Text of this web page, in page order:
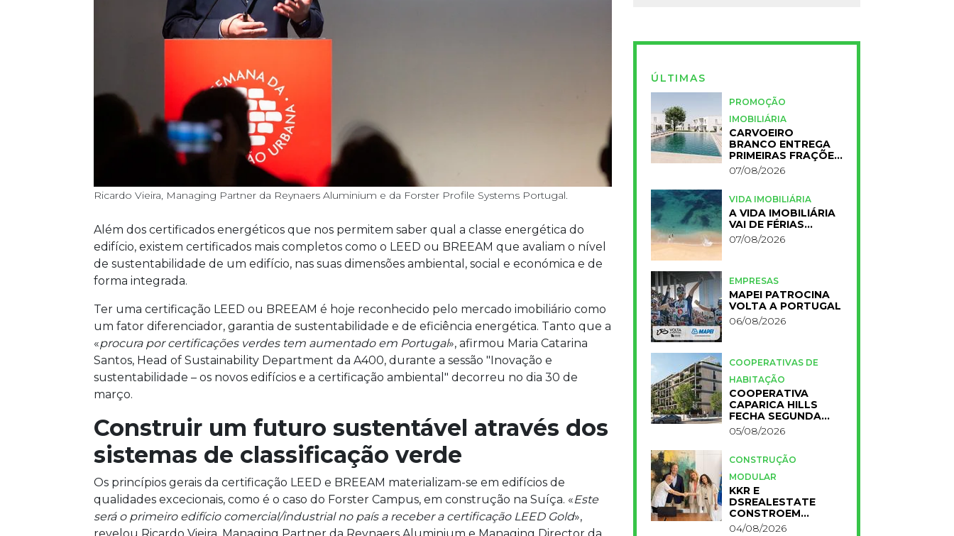
Ricardo Vieira, Managing Partner da Reynaers Aluminium e da Forster Profile Systems Portugal.
Além dos certificados energéticos que nos permitem saber qual a classe energética do
edifício, existem certificados mais completos como o LEED ou BREEAM que avaliam o nível
de sustentabilidade de um edifício, nas suas dimensões ambiental, social e económica e de
forma integrada.
Ter uma certificação LEED ou BREEAM é hoje reconhecido pelo mercado imobiliário como
um fator diferenciador, garantia de sustentabilidade e de eficiência energética. Tanto que a
«procura por certificações verdes tem aumentado em Portugal», afirmou Maria Catarina
Santos, Head of Sustainability Department da A400, durante a sessão "Inovação e
sustentabilidade – os novos edifícios e a certificação ambiental" decorreu no dia 30 de
março.
Construir um futuro sustentável através dos
sistemas de classificação verde
Os princípios gerais da certificação LEED e BREEAM materializam-se em edifícios de
qualidades excecionais, como é o caso do Forster Campus, em construção na Suíça. «Este
será o primeiro edifício comercial/industrial no país a receber a certificação LEED Gold»,
ÚLTIMAS
PROMOÇÃO
IMOBILIÁRIA
CARVOEIRO
BRANCO ENTREGA
PRIMEIRAS FRAÇÕES
DO NOVO RESORT
PRIMELIFE
07/08/2026
VIDA IMOBILIÁRIA
A VIDA IMOBILIÁRIA
VAI DE FÉRIAS…
07/08/2026
EMPRESAS
MAPEI PATROCINA
VOLTA A PORTUGAL
06/08/2026
COOPERATIVAS DE
HABITAÇÃO
COOPERATIVA
CAPARICA HILLS
FECHA SEGUNDA
FASE DO PROJETO
05/08/2026
CONSTRUÇÃO
MODULAR
KKR E
DSREALESTATE
CONSTROEM
RESIDÊNCIA
04/08/2026